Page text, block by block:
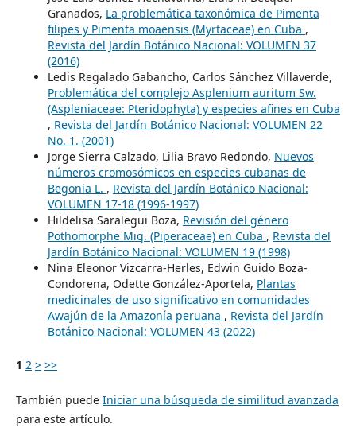
Granados, La problemática taxonómica de Pimenta
filipes y Pimenta moaensis (Myrtaceae) en Cuba ,
Revista del Jardín Botánico Nacional: VOLUMEN 37
(2016)
Ledis Regalado Gabancho, Carlos Sánchez Villaverde,
Problemática del complejo Asplenium auritum Sw.
(Aspleniaceae: Pteridophyta) y especies afines en Cuba
, Revista del Jardín Botánico Nacional: VOLUMEN 22
No. 1. (2001)
Jorge Sierra Calzado, Lilia Bravo Redondo, Nuevos
números cromosómicos en especies cubanas de
Begonia L. , Revista del Jardín Botánico Nacional:
VOLUMEN 17-18 (1996-1997)
Hildelisa Saralegui Boza, Revisión del género
Pothomorphe Miq. (Piperaceae) en Cuba , Revista del
Jardín Botánico Nacional: VOLUMEN 19 (1998)
Nina Eleonor Vizcarra-Herles, Edwin Guido Boza-
Condorena, Odette González-Aportela, Plantas
medicinales de uso significativo en comunidades
Awajún de la Amazonía peruana , Revista del Jardín
Botánico Nacional: VOLUMEN 43 (2022)
1 2 > >>
También puede Iniciar una búsqueda de similitud avanzada
para este artículo.